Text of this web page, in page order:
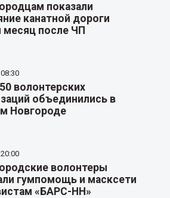
показали
канатной дороги
месяц после ЧП
волонтерских
объединились в
Новгороде
волонтеры
гумпомощь и масксети
«БАРС-НН»